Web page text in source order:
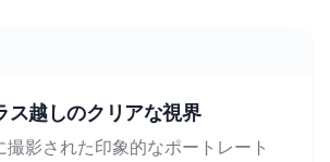
ス越しのクリアな視界
撮影された印象的なポートレート